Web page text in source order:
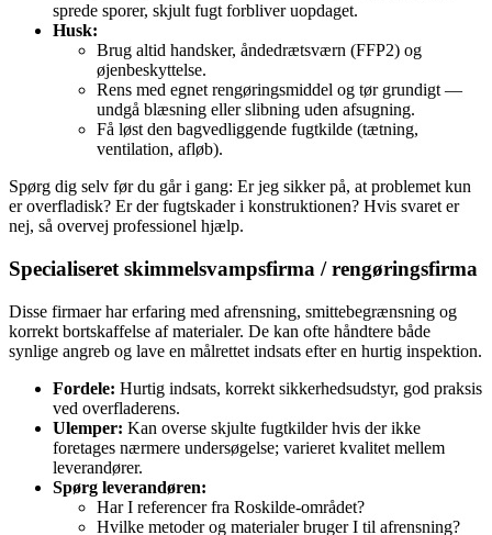
sprede sporer, skjult fugt forbliver uopdaget.
Husk:
Brug altid handsker, åndedrætsværn (FFP2) og
øjenbeskyttelse.
Rens med egnet rengøringsmiddel og tør grundigt —
undgå blæsning eller slibning uden afsugning.
Få løst den bagvedliggende fugtkilde (tætning,
ventilation, afløb).
Spørg dig selv før du går i gang: Er jeg sikker på, at problemet kun
er overfladisk? Er der fugtskader i konstruktionen? Hvis svaret er
nej, så overvej professionel hjælp.
Specialiseret skimmelsvampsfirma / rengøringsfirma
Disse firmaer har erfaring med afrensning, smittebegrænsning og
korrekt bortskaffelse af materialer. De kan ofte håndtere både
synlige angreb og lave en målrettet indsats efter en hurtig inspektion.
Fordele: Hurtig indsats, korrekt sikkerhedsudstyr, god praksis
ved overfladerens.
Ulemper: Kan overse skjulte fugtkilder hvis der ikke
foretages nærmere undersøgelse; varieret kvalitet mellem
leverandører.
Spørg leverandøren:
Har I referencer fra Roskilde‑området?
Hvilke metoder og materialer bruger I til afrensning?